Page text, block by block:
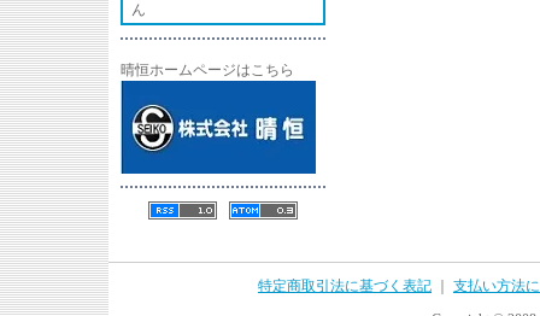
ん
晴恒ホームページはこちら
特定商取引法に基づく表記
支払い方法